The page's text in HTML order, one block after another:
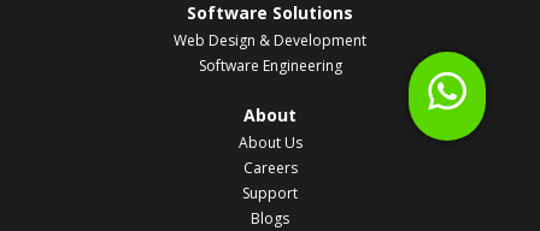
Software Solutions
Web Design & Development
Software Engineering
About
About Us
Careers
Support
Blogs